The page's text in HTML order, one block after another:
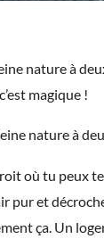
nature à
magique !
nature à
où tu peux
pur et
ça. Un